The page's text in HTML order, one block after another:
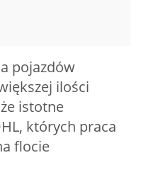
pojazdów
ilości
istotne
których praca
flocie